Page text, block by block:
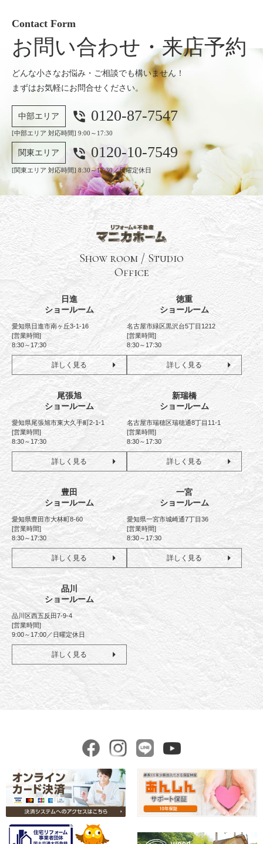
Contact Form
お問い合わせ・来店予約
どんな小さなお悩み・ご相談でも構いません！
まずはお気軽にお問合せください。
中部エリア phone_in_talk 0120-87-7547
[中部エリア 対応時間] 9:00～17:30
関東エリア phone_in_talk 0120-10-7549
[関東エリア 対応時間] 8:30～17:30／日曜定休日
Show room / Studio
Office
日進
ショールーム
愛知県日進市南ヶ丘3-1-16
[営業時間]
8:30～17:30
詳しく見る
徳重
ショールーム
名古屋市緑区黒沢台5丁目1212
[営業時間]
8:30～17:30
詳しく見る
尾張旭
ショールーム
愛知県尾張旭市東大久手町2-1-1
[営業時間]
8:30～17:30
詳しく見る
新瑞橋
ショールーム
名古屋市瑞穂区瑞穂通8丁目11-1
[営業時間]
8:30～17:30
詳しく見る
豊田
ショールーム
愛知県豊田市大林町8-60
[営業時間]
8:30～17:30
詳しく見る
一宮
ショールーム
愛知県一宮市城崎通7丁目36
[営業時間]
8:30～17:30
詳しく見る
品川
ショールーム
品川区西五反田7-9-4
[営業時間]
9:00～17:00／日曜定休日
詳しく見る